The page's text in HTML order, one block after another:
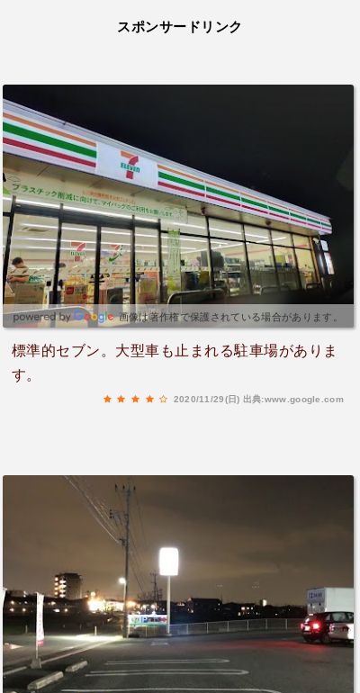
スポンサードリンク
画像は著作権で保護されている場合があります。
標準的セブン。大型車も止まれる駐車場がありま
す。
2020/11/29(日) 出典:www.google.com